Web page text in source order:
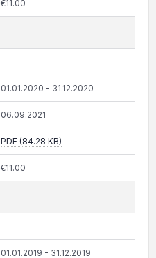
€11.00
01.01.2020 - 31.12.2020
06.09.2021
PDF (84.28 KB)
€11.00
01.01.2019 - 31.12.2019